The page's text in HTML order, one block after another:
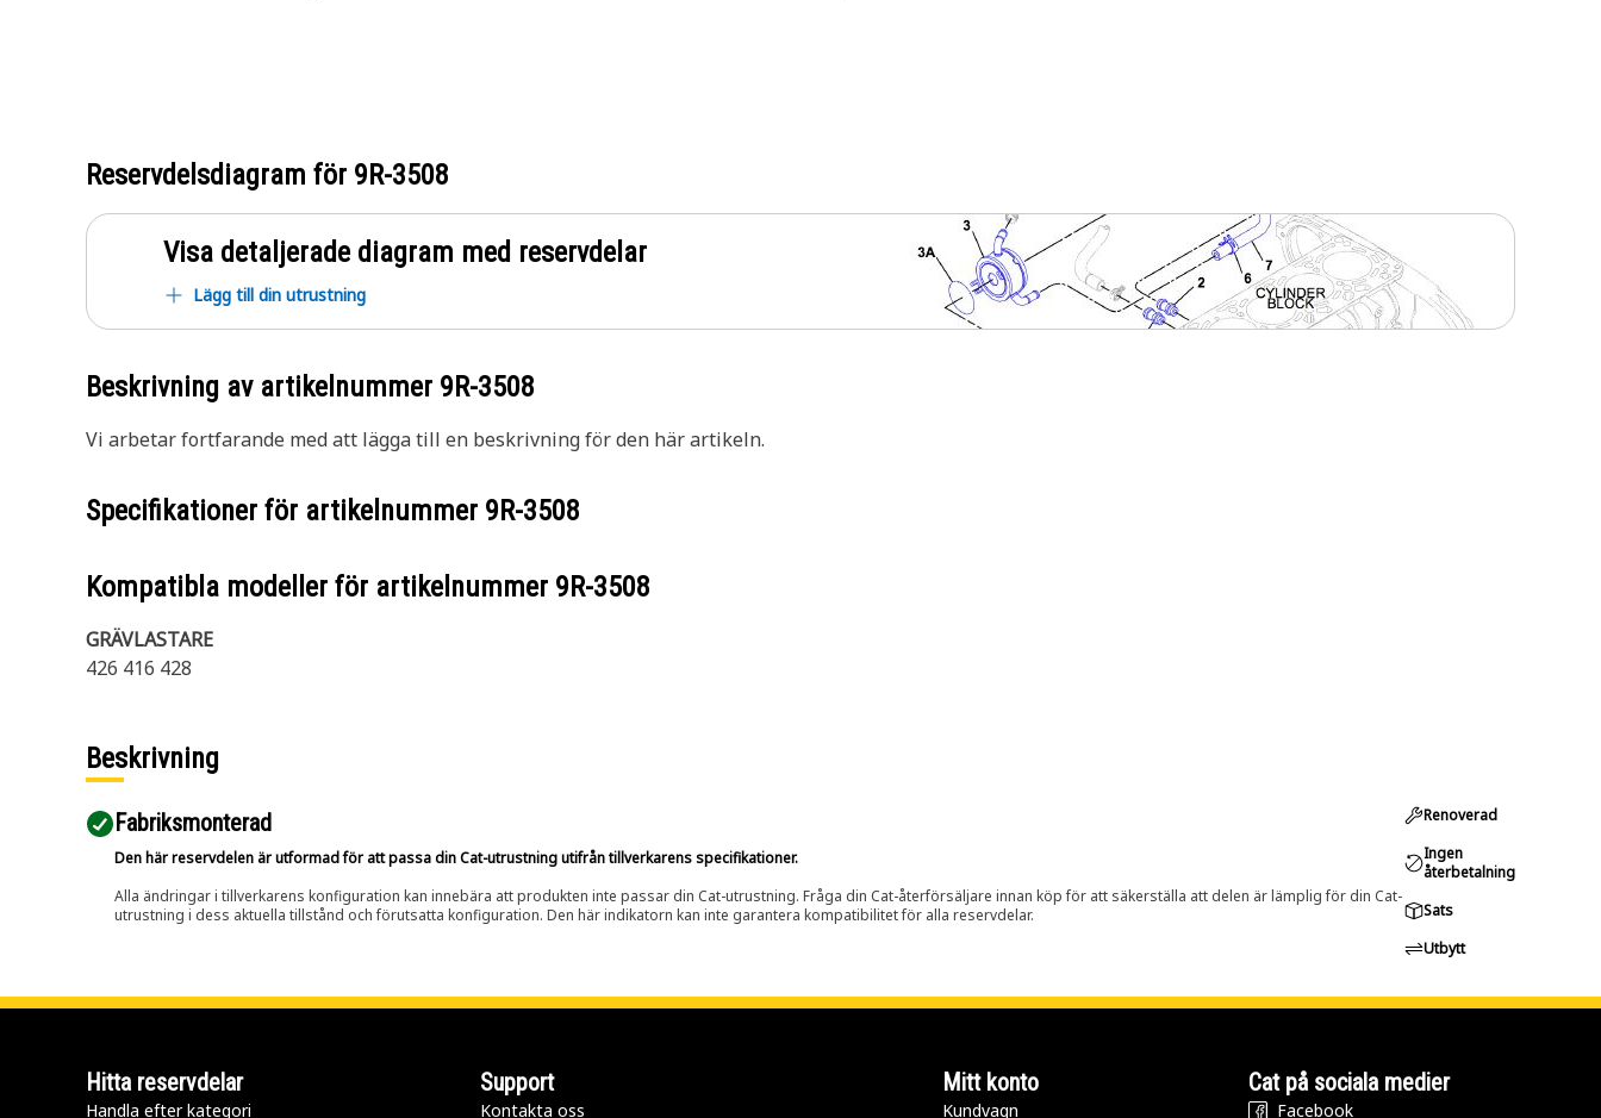
Reservdelsdiagram för 9R-3508
Visa detaljerade diagram med reservdelar
Lägg till din utrustning
Beskrivning av artikelnummer 9R-3508
Vi arbetar fortfarande med att lägga till en beskrivning för den här artikeln.
Specifikationer för artikelnummer 9R-3508
Kompatibla modeller för artikelnummer 9R-3508
GRÄVLASTARE
426 416 428
Beskrivning
Fabriksmonterad
Den här reservdelen är utformad för att passa din Cat-utrustning utifrån tillverkarens specifikationer.
Alla ändringar i tillverkarens konfiguration kan innebära att produkten inte passar din Cat-utrustning. Fråga din Cat-återförsäljare innan köp för att säkerställa att delen är lämplig för din Cat-
utrustning i dess aktuella tillstånd och förutsatta konfiguration. Den här indikatorn kan inte garantera kompatibilitet för alla reservdelar.
Renoverad
Ingen
återbetalning
Sats
Utbytt
Hitta reservdelar
Handla efter kategori
Support
Kontakta oss
Mitt konto
Kundvagn
Cat på sociala medier
Facebook